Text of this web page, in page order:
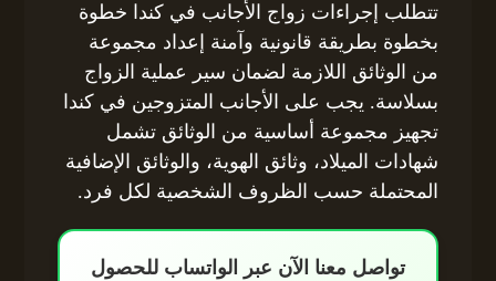
تتطلب إجراءات زواج الأجانب في كندا خطوة
بخطوة بطريقة قانونية وآمنة إعداد مجموعة
من الوثائق اللازمة لضمان سير عملية الزواج
بسلاسة. يجب على الأجانب المتزوجين في كندا
تجهيز مجموعة أساسية من الوثائق تشمل
شهادات الميلاد، وثائق الهوية، والوثائق الإضافية
المحتملة حسب الظروف الشخصية لكل فرد.
تواصل معنا الآن عبر الواتساب للحصول